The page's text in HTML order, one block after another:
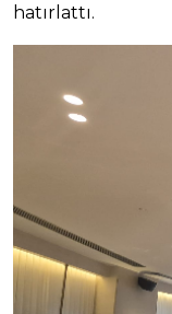
hatırlattı.